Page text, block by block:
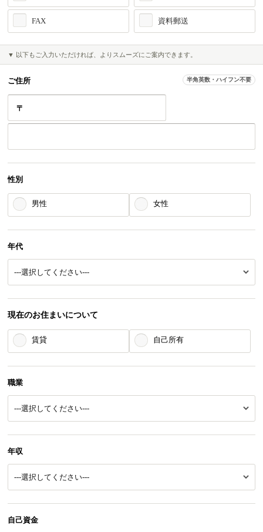
FAX 資料郵送
▼ 以下もご入力いただければ、よりスムーズにご案内できます。
ご住所 半角英数・ハイフン不要
〒
性別
男性 女性
年代
現在のお住まいについて
賃貸 自己所有
職業
年収
自己資金